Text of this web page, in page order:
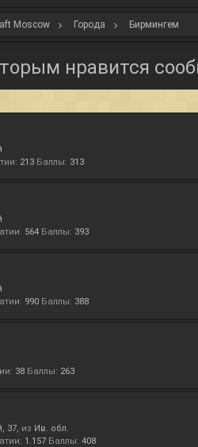
Moscow Города Бирмингем
нравится
213 Баллы: 313
564 Баллы: 393
990 Баллы: 388
38 Баллы: 263
37, из Ив. обл.
1.157 Баллы: 408